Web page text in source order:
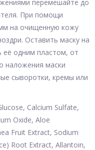
перемешайте до
При помощи
на очищенную кожу
Оставить маску на
её одним пластом, от
наложения маски
сыворотки, кремы или
Calcium Sulfate,
Oxide, Aloe
Fruit Extract, Sodium
Root Extract, Allantoin,